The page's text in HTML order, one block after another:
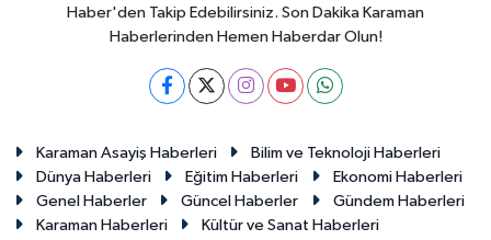
Haber'den Takip Edebilirsiniz. Son Dakika Karaman
Haberlerinden Hemen Haberdar Olun!
Karaman Asayiş Haberleri
Bilim ve Teknoloji Haberleri
Dünya Haberleri
Eğitim Haberleri
Ekonomi Haberleri
Genel Haberler
Güncel Haberler
Gündem Haberleri
Karaman Haberleri
Kültür ve Sanat Haberleri